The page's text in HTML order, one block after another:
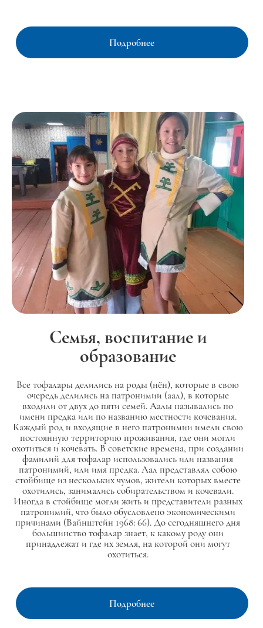
Подробнее
Семья, воспитание и
образование
Все тофалары делились на роды (нён), которые в свою
очередь делились на патронимии (аал), в которые
входили от двух до пяти семей. Аалы назывались по
имени предка или по названию местности кочевания.
Каждый род и входящие в него патронимии имели свою
постоянную территорию проживания, где они могли
охотиться и кочевать. В советские времена, при создании
фамилий для тофалар использовались или названия
патронимий, или имя предка. Аал представлял собою
стойбище из нескольких чумов, жители которых вместе
охотились, занимались собирательством и кочевали.
Иногда в стойбище могли жить и представители разных
патронимий, что было обусловлено экономическими
причинами (Вайнштейн 1968: 66). До сегодняшнего дня
большинство тофалар знает, к какому роду они
принадлежат и где их земля, на которой они могут
охотиться.
Подробнее